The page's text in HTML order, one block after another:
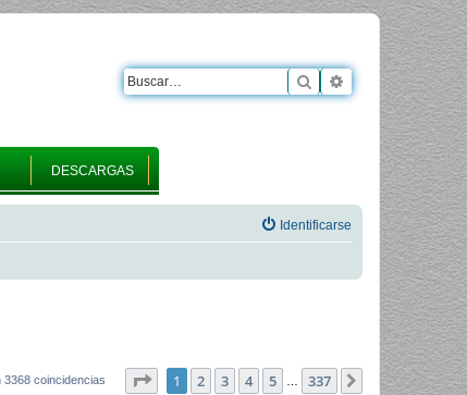
DESCARGAS
Buscar Búsqueda
Identificarse
3368 coincidencias Página1 de 337
1 2 3 4 5 337 Siguiente